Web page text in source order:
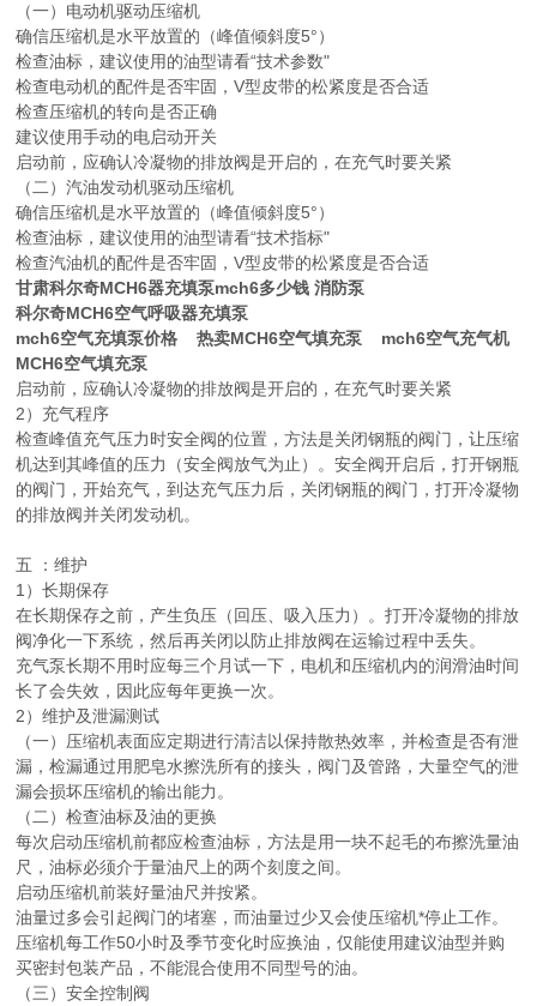
（一）电动机驱动压缩机
确信压缩机是水平放置的（峰值倾斜度5°）
检查油标，建议使用的油型请看“技术参数"
检查电动机的配件是否牢固，V型皮带的松紧度是否合适
检查压缩机的转向是否正确
建议使用手动的电启动开关
启动前，应确认冷凝物的排放阀是开启的，在充气时要关紧
（二）汽油发动机驱动压缩机
确信压缩机是水平放置的（峰值倾斜度5°）
检查油标，建议使用的油型请看“技术指标"
检查汽油机的配件是否牢固，V型皮带的松紧度是否合适
甘肃科尔奇MCH6器充填泵mch6多少钱 消防泵
科尔奇MCH6空气呼吸器充填泵
mch6空气充填泵价格 热卖MCH6空气填充泵 mch6空气充气机
MCH6空气填充泵
启动前，应确认冷凝物的排放阀是开启的，在充气时要关紧
2）充气程序
检查峰值充气压力时安全阀的位置，方法是关闭钢瓶的阀门，让压缩
机达到其峰值的压力（安全阀放气为止）。安全阀开启后，打开钢瓶
的阀门，开始充气，到达充气压力后，关闭钢瓶的阀门，打开冷凝物
的排放阀并关闭发动机。
五 ：维护
1）长期保存
在长期保存之前，产生负压（回压、吸入压力）。打开冷凝物的排放
阀净化一下系统，然后再关闭以防止排放阀在运输过程中丢失。
充气泵长期不用时应每三个月试一下，电机和压缩机内的润滑油时间
长了会失效，因此应每年更换一次。
2）维护及泄漏测试
（一）压缩机表面应定期进行清洁以保持散热效率，并检查是否有泄
漏，检漏通过用肥皂水擦洗所有的接头，阀门及管路，大量空气的泄
漏会损坏压缩机的输出能力。
（二）检查油标及油的更换
每次启动压缩机前都应检查油标，方法是用一块不起毛的布擦洗量油
尺，油标必须介于量油尺上的两个刻度之间。
启动压缩机前装好量油尺并按紧。
油量过多会引起阀门的堵塞，而油量过少又会使压缩机*停止工作。
压缩机每工作50小时及季节变化时应换油，仅能使用建议油型并购
买密封包装产品，不能混合使用不同型号的油。
（三）安全控制阀